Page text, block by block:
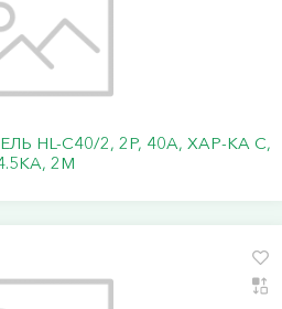
HL-C40/2, 2P, 40A, ХАР-КА C,
2M